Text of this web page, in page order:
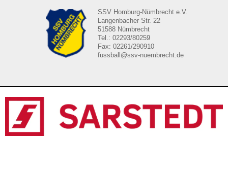
SSV Homburg-Nümbrecht e.V.
Langenbacher Str. 22
51588 Nümbrecht
Tel.: 02293/80259
Fax: 02261/290910
fussball@ssv-nuembrecht.de